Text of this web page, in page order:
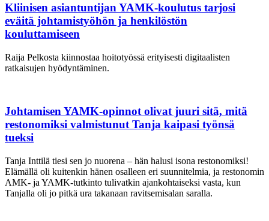
Kliinisen asiantuntijan YAMK-koulutus tarjosi
eväitä johtamistyöhön ja henkilöstön
kouluttamiseen
Raija Pelkosta kiinnostaa hoitotyössä erityisesti digitaalisten
ratkaisujen hyödyntäminen.
Johtamisen YAMK-opinnot olivat juuri sitä, mitä
restonomiksi valmistunut Tanja kaipasi työnsä
tueksi
Tanja Inttilä tiesi sen jo nuorena – hän halusi isona restonomiksi!
Elämällä oli kuitenkin hänen osalleen eri suunnitelmia, ja restonomin
AMK- ja YAMK-tutkinto tulivatkin ajankohtaiseksi vasta, kun
Tanjalla oli jo pitkä ura takanaan ravitsemisalan saralla.